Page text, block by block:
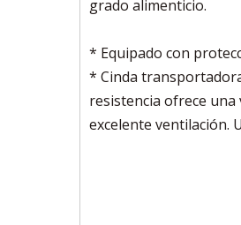
grado alimenticio.
* Equipado con
* Cinda
resistencia ofrece
excelente ventilación.